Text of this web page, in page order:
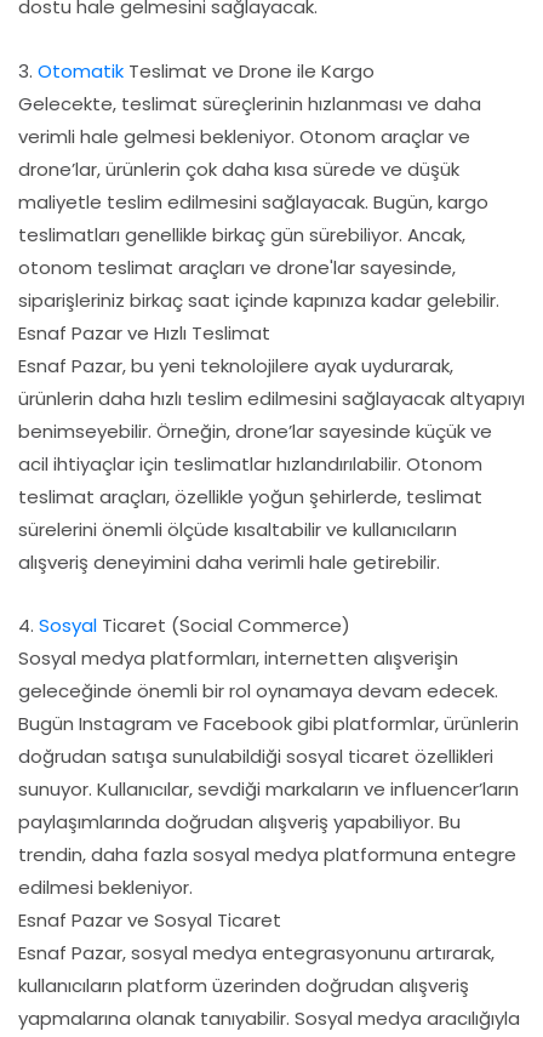
dostu hale gelmesini sağlayacak.
3. Otomatik Teslimat ve Drone ile Kargo
Gelecekte, teslimat süreçlerinin hızlanması ve daha
verimli hale gelmesi bekleniyor. Otonom araçlar ve
drone’lar, ürünlerin çok daha kısa sürede ve düşük
maliyetle teslim edilmesini sağlayacak. Bugün, kargo
teslimatları genellikle birkaç gün sürebiliyor. Ancak,
otonom teslimat araçları ve drone'lar sayesinde,
siparişleriniz birkaç saat içinde kapınıza kadar gelebilir.
Esnaf Pazar ve Hızlı Teslimat
Esnaf Pazar, bu yeni teknolojilere ayak uydurarak,
ürünlerin daha hızlı teslim edilmesini sağlayacak altyapıyı
benimseyebilir. Örneğin, drone’lar sayesinde küçük ve
acil ihtiyaçlar için teslimatlar hızlandırılabilir. Otonom
teslimat araçları, özellikle yoğun şehirlerde, teslimat
sürelerini önemli ölçüde kısaltabilir ve kullanıcıların
alışveriş deneyimini daha verimli hale getirebilir.
4. Sosyal Ticaret (Social Commerce)
Sosyal medya platformları, internetten alışverişin
geleceğinde önemli bir rol oynamaya devam edecek.
Bugün Instagram ve Facebook gibi platformlar, ürünlerin
doğrudan satışa sunulabildiği sosyal ticaret özellikleri
sunuyor. Kullanıcılar, sevdiği markaların ve influencer’ların
paylaşımlarında doğrudan alışveriş yapabiliyor. Bu
trendin, daha fazla sosyal medya platformuna entegre
edilmesi bekleniyor.
Esnaf Pazar ve Sosyal Ticaret
Esnaf Pazar, sosyal medya entegrasyonunu artırarak,
kullanıcıların platform üzerinden doğrudan alışveriş
yapmalarına olanak tanıyabilir. Sosyal medya aracılığıyla